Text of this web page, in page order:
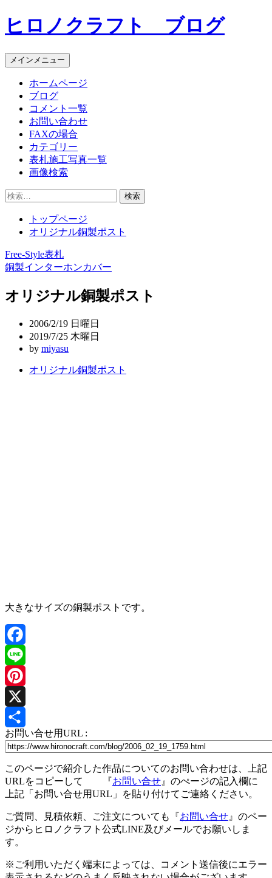
コ
ン
ン
ツ
ヒロノクラフト ブログ
メインメニュー
ホームページ
ブログ
コメント一覧
お問い合わせ
FAXの場合
カテゴリー
表札施工写真一覧
画像検索
検
トップページ
オリジナル銅製ポスト
投
稿
ナ
Free-Style表札
銅製インターホンカバー
オリジナル銅製ポスト
2006/2/19 日曜日
2019/7/25 木曜日
by miyasu
オリジナル銅製ポスト
大きなサイズの銅製ポストです。
Facebook
Line
Pinterest
X
共
お問い合せ用URL :
このページで紹介した作品についてのお問い合わせは、上記
URLをコピーして 『お問い合せ 』のぺージの記入欄に
上記「お問い合せ用URL」を貼り付けてご連絡ください。
ご質問、見積依頼、ご注文についても『お問い合せ 』のペー
ジからヒロノクラフト公式LINE及びメールでお願いしま
す。
※ご利用いただく端末によっては、コメント送信後にエラー